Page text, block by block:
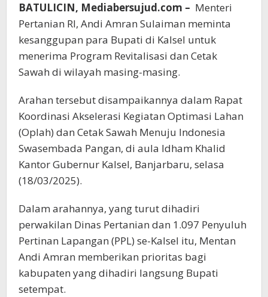
BATULICIN, Mediabersujud.com – Menteri
Pertanian RI, Andi Amran Sulaiman meminta
kesanggupan para Bupati di Kalsel untuk
menerima Program Revitalisasi dan Cetak
Sawah di wilayah masing-masing.
Arahan tersebut disampaikannya dalam Rapat
Koordinasi Akselerasi Kegiatan Optimasi Lahan
(Oplah) dan Cetak Sawah Menuju Indonesia
Swasembada Pangan, di aula Idham Khalid
Kantor Gubernur Kalsel, Banjarbaru, selasa
(18/03/2025).
Dalam arahannya, yang turut dihadiri
perwakilan Dinas Pertanian dan 1.097 Penyuluh
Pertinan Lapangan (PPL) se-Kalsel itu, Mentan
Andi Amran memberikan prioritas bagi
kabupaten yang dihadiri langsung Bupati
setempat.